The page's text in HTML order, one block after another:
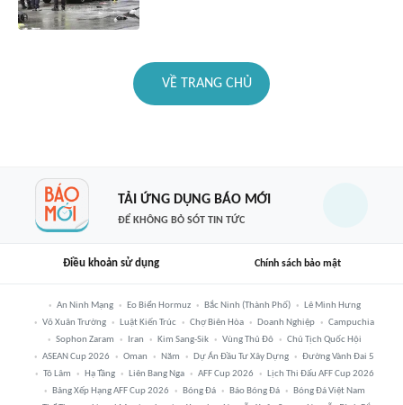
VỀ TRANG CHỦ
TẢI ỨNG DỤNG BÁO MỚI
ĐỂ KHÔNG BỎ SÓT TIN TỨC
Điều khoản sử dụng Chính sách bảo mật
An Ninh Mạng Eo Biển Hormuz Bắc Ninh (thành Phố)
Lê Minh Hưng
Võ Xuân Trường
Luật Kiến Trúc Chợ Biên Hòa Doanh Nghiệp
Campuchia
Sophon Zaram
Iran Kim Sang-Sik Vùng Thủ Đô
Chủ Tịch Quốc Hội
ASEAN Cup 2026
Oman Năm Dự Án Đầu Tư Xây Dựng
Đường Vành Đai 5
Tô Lâm
Hạ Tầng Liên Bang Nga AFF Cup 2026
Lịch Thi Đấu AFF Cup 2026
Bảng Xếp Hạng AFF Cup 2026
Bóng Đá Báo Bóng Đá
Bóng Đá Việt Nam